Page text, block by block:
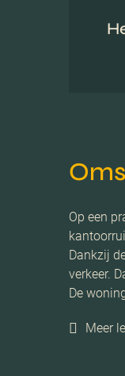
Op een
Dankzij
verkeer.
De
Meer